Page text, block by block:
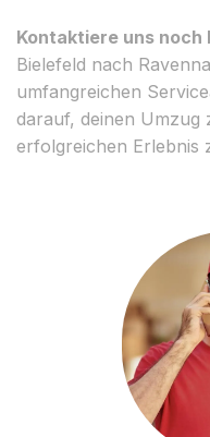
Kontaktiere uns noch
Bielefeld nach
umfangreichen
darauf, deinen Umzug
erfolgreichen Erlebnis